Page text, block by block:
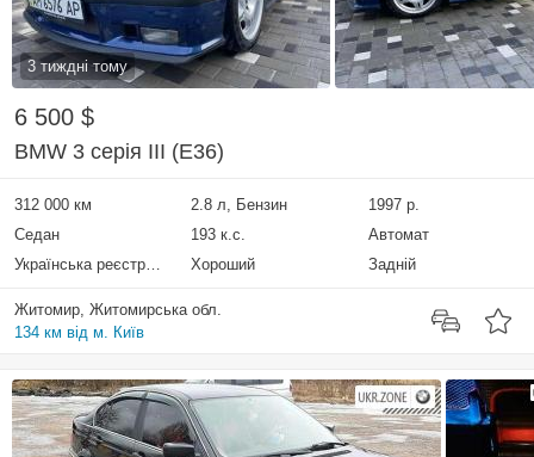
3 тиждні тому
6 500 $
BMW 3 серія III (E36)
312 000 км 2.8 л, Бензин
1997 р.
Седан
193 к.с.
Автомат
Українська реєстрація
Хороший Задній
Житомир, Житомирська обл.
134 км від м. Київ